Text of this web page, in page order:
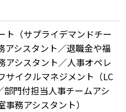
ト（サプライデマンドチー
アシスタント／退職金や福
アシスタント／人事オペレ
サイクルマネジメント（LC
部門付担当人事チームアシ
務アシスタント）